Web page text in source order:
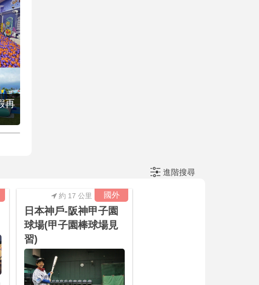
再
進階搜尋
國外
約 17 公里
日本神戶-阪神甲子園
球場(甲子園棒球場見
習)